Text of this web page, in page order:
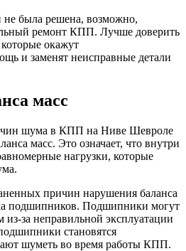
не была решена, возможно,
ремонт КПП. Лучше доверить
окажут
и заменят неисправные детали
масс
шума в КПП на Ниве Шевроле
масс. Это означает, что внутри
нагрузки, которые
причин нарушения баланса
подшипников. Подшипники могут
из-за неправильной эксплуатации
становятся
шуметь во время работы КПП.